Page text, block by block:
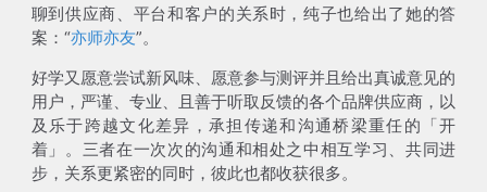
聊到供应商、平台和客户的关系时，纯子也给出了她的答
案：“亦师亦友”。
好学又愿意尝试新风味、愿意参与测评并且给出真诚意见的
用户，严谨、专业、且善于听取反馈的各个品牌供应商，以
及乐于跨越文化差异，承担传递和沟通桥梁重任的「开
着」。三者在一次次的沟通和相处之中相互学习、共同进
步，关系更紧密的同时，彼此也都收获很多。